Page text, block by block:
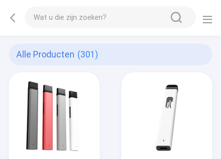
Alle Producten (301)